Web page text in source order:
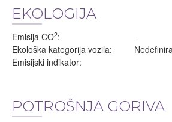
EKOLOGIJA
Emisija CO2:
-
Ekološka kategorija vozila:
Emisijski indikator:
POTROŠNJA GORIVA